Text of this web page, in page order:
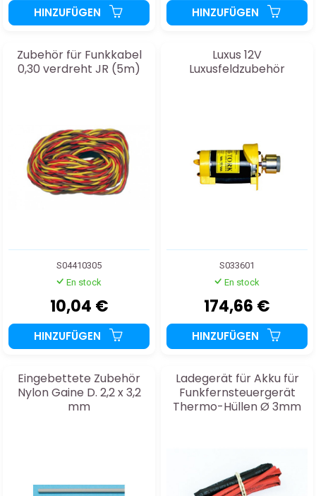
HINZUFÜGEN HINZUFÜGEN
Zubehör für Funkkabel
0,30 verdreht JR (5m)
S04410305
En stock
10,04 €
HINZUFÜGEN
Luxus 12V
Luxusfeldzubehör
S033601
En stock
174,66 €
HINZUFÜGEN
Eingebettete Zubehör
Nylon Gaine D. 2,2 x 3,2
mm
Ladegerät für Akku für
Funkfernsteuergerät
Thermo-Hüllen Ø 3mm